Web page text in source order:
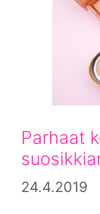
Parhaat
24.4.2019